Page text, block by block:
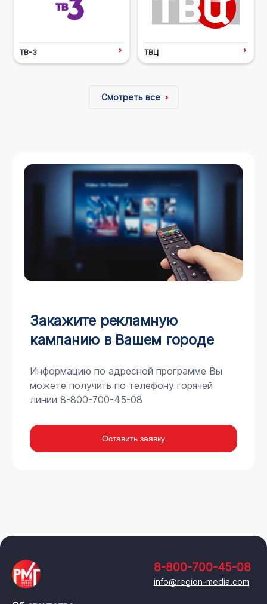
ТВ-3 ТВЦ
Смотреть все
Закажите рекламную
кампанию в Вашем городе
Информацию по адресной программе Вы
можете получить по телефону горячей
линии 8-800-700-45-08
Оставить заявку
8-800-700-45-08
info@region-media.com